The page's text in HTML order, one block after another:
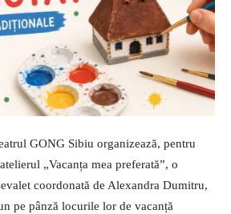
GONG Sibiu organizează, pentru
„Vacanța mea preferată”, o
coordonată de Alexandra Dumitru,
pe pânză locurile lor de vacanță